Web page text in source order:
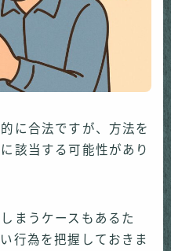
に合法ですが、方法を
該当する可能性があり
まうケースもあるた
行為を把握しておきま